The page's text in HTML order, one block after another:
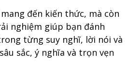
đến kiến thức, mà còn
nghiệm giúp bạn đánh
từng suy nghĩ, lời nói và
sắc, ý nghĩa và trọn vẹn